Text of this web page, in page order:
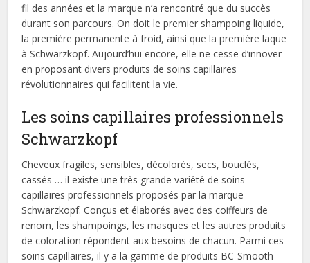
fil des années et la marque n’a rencontré que du succès
durant son parcours. On doit le premier shampoing liquide,
la première permanente à froid, ainsi que la première laque
à Schwarzkopf. Aujourd’hui encore, elle ne cesse d’innover
en proposant divers produits de soins capillaires
révolutionnaires qui facilitent la vie.
Les soins capillaires professionnels
Schwarzkopf
Cheveux fragiles, sensibles, décolorés, secs, bouclés,
cassés … il existe une très grande variété de soins
capillaires professionnels proposés par la marque
Schwarzkopf. Conçus et élaborés avec des coiffeurs de
renom, les shampoings, les masques et les autres produits
de coloration répondent aux besoins de chacun. Parmi ces
soins capillaires, il y a la gamme de produits BC-Smooth